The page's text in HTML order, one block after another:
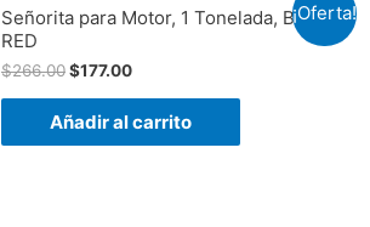
¡Oferta!
Señorita para Motor, 1 Tonelada, BIG
RED
$266.00$177.00
Añadir al carrito